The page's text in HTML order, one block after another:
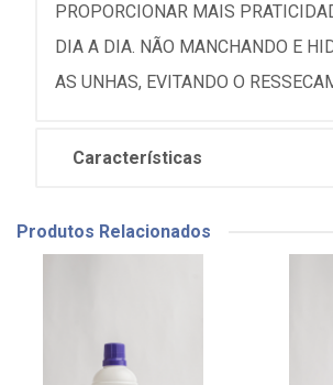
PROPORCIONAR MAIS
DIA A DIA. NÃO MANCHANDO E
AS UNHAS, EVITANDO O
Características
Produtos Relacionados